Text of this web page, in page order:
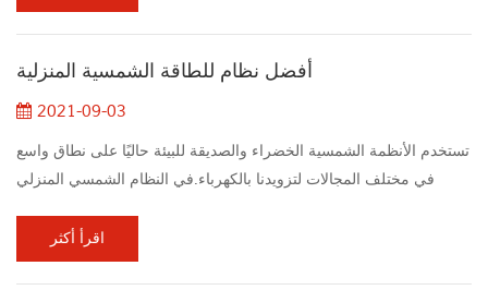
الثلاجة الصغيرة أكثر دفئًا من غيرها.في الواقع ، يمكن وضع المشروبات
أكثر من...
أفضل نظام للطاقة الشمسية المنزلية
2021-09-03
تستخدم الأنظمة الشمسية الخضراء والصديقة للبيئة حاليًا على نطاق واسع
في مختلف المجالات لتزويدنا بالكهرباء.في النظام الشمسي المنزلي
الشمسي المحمول أن نكون في الهواء الطلق ويمكننا تشغيل الهاتف
المحمول أثناء النهار بدلاً من الظلام في الليل. لحسن الحظ بالنسبة لنا ، لم
اقرأ أكثر